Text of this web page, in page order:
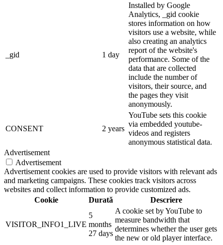
_gid 1 day
Installed by Google
Analytics, _gid cookie
stores information on how
visitors use a website, while
also creating an analytics
report of the website's
performance. Some of the
data that are collected
include the number of
visitors, their source, and
the pages they visit
anonymously.
CONSENT 2 years
YouTube sets this cookie
via embedded youtube-
videos and registers
anonymous statistical data.
Advertisement
Advertisement
Advertisement cookies are used to provide visitors with relevant ads
and marketing campaigns. These cookies track visitors across
websites and collect information to provide customized ads.
Cookie
Durată Descriere
VISITOR_INFO1_LIVE
5
months
27 days
A cookie set by YouTube to
measure bandwidth that
determines whether the user gets
the new or old player interface.